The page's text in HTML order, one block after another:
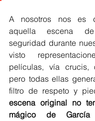
A nosotros nos es
aquella escena
seguridad durante
visto
películas, vía crucis,
pero todas ellas
filtro de respeto y
escena original no
mágico de García